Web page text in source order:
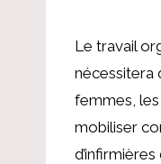
Le travail
nécessitera
femmes,
mobiliser